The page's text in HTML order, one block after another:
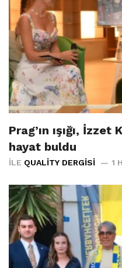
Prag’ın ışığı,
hayat buldu
İLE QUALITY DERGISI 1